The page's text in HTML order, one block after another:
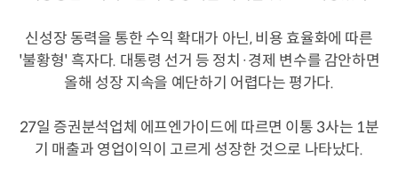
신성장 동력을 통한 수익 확대가 아닌, 비용 효율화에 따른
'불황형' 흑자다. 대통령 선거 등 정치·경제 변수를 감안하면
올해 성장 지속을 예단하기 어렵다는 평가다.
27일 증권분석업체 에프엔가이드에 따르면 이통 3사는 1분
기 매출과 영업이익이 고르게 성장한 것으로 나타났다.